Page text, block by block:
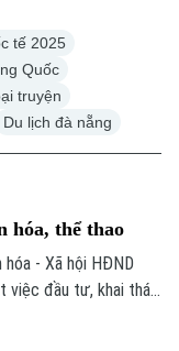
tế 2025
Quốc
truyện
Du lịch đà nẵng
hóa, thể thao
hóa - Xã hội HĐND
việc đầu tư, khai thác